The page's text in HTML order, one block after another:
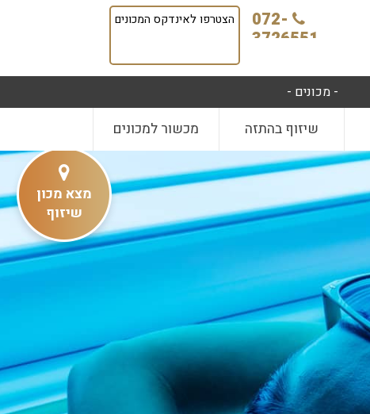
072-
3726551
הצטרפו לאינדקס המכונים
- מכונים -
שיזוף בהתזה מכשור למכונים
מצא מכון
שיזוף